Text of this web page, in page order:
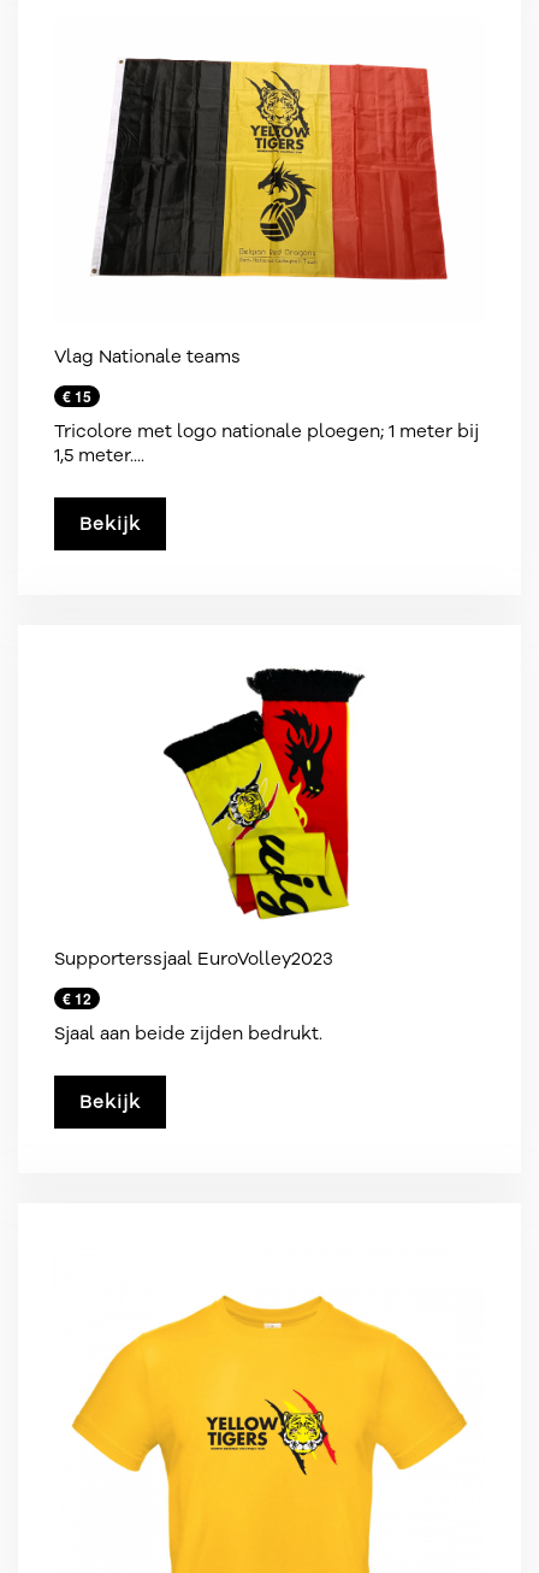
Vlag Nationale teams
€ 15
Tricolore met logo nationale ploegen; 1 meter bij
1,5 meter....
Bekijk
Supporterssjaal EuroVolley2023
€ 12
Sjaal aan beide zijden bedrukt.
Bekijk